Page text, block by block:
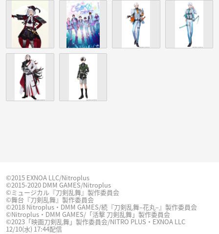
©2015 EXNOA LLC/Nitroplus
©2015-2020 DMM GAMES/Nitroplus
©ミュージカル『刀剣乱舞』製作委員会
©舞台『刀剣乱舞』製作委員会
©2018 Nitroplus・DMM GAMES/続『刀剣乱舞–花丸–』製作委員会
©Nitroplus・DMM GAMES/「活撃 刀剣乱舞」製作委員会
©2023「映画刀剣乱舞」製作委員会/NITRO PLUS・EXNOA LLC
12/10(水) 17:44配信